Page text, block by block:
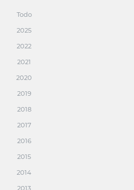
Todo
2025
2022
2021
2020
2019
2018
2017
2016
2015
2014
2013